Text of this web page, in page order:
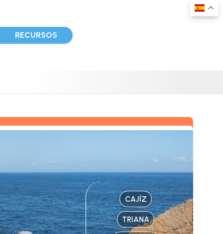
RECURSOS
CAJÍZ
TRIANA